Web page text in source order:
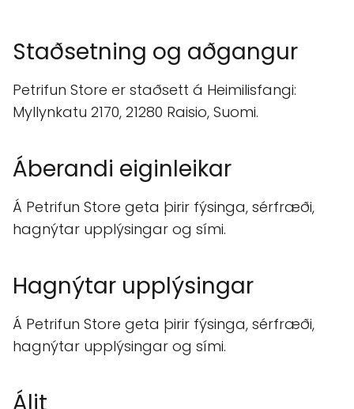
Staðsetning og aðgangur
Petrifun Store er staðsett á Heimilisfangi:
Myllynkatu 2170, 21280 Raisio, Suomi.
Áberandi eiginleikar
Á Petrifun Store geta þirir fýsinga, sérfræði,
hagnýtar upplýsingar og sími.
Hagnýtar upplýsingar
Á Petrifun Store geta þirir fýsinga, sérfræði,
hagnýtar upplýsingar og sími.